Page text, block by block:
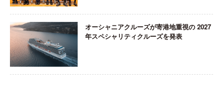
オーシャニアクルーズが寄港地重視の 2027
年スペシャリティクルーズを発表